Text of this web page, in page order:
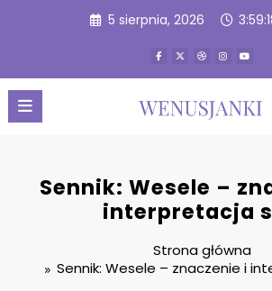
5 sierpnia, 2026
Sennik: Wesele –
interpretacja
Strona główna
Sennik: Wesele – znaczenie i